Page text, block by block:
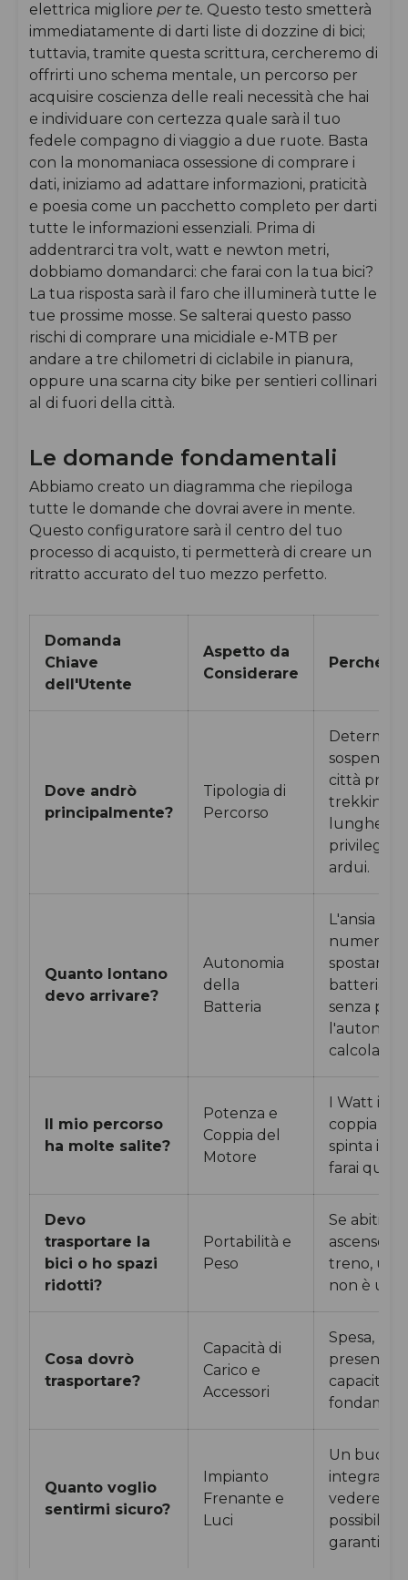
elettrica migliore per te. Questo testo smetterà
immediatamente di darti liste di dozzine di bici;
tuttavia, tramite questa scrittura, cercheremo di
offrirti uno schema mentale, un percorso per
acquisire coscienza delle reali necessità che hai
e individuare con certezza quale sarà il tuo
fedele compagno di viaggio a due ruote. Basta
con la monomaniaca ossessione di comprare i
dati, iniziamo ad adattare informazioni, praticità
e poesia come un pacchetto completo per darti
tutte le informazioni essenziali. Prima di
addentrarci tra volt, watt e newton metri,
dobbiamo domandarci: che farai con la tua bici?
La tua risposta sarà il faro che illuminerà tutte le
tue prossime mosse. Se salterai questo passo
rischi di comprare una micidiale e-MTB per
andare a tre chilometri di ciclabile in pianura,
oppure una scarna city bike per sentieri collinari
al di fuori della città.
Le domande fondamentali
Abbiamo creato un diagramma che riepiloga
tutte le domande che dovrai avere in mente.
Questo configuratore sarà il centro del tuo
processo di acquisto, ti permetterà di creare un
ritratto accurato del tuo mezzo perfetto.
Domanda
Chiave
dell'Utente
Aspetto da
Considerare
Perché è
Dove andrò
principalmente?
Tipologia di
Percorso
città
trekking
lunghe
ardui.
Quanto lontano
devo arrivare?
Autonomia
della
Batteria
L'ansia
numero
batteria
senza
calcolata
Il mio percorso
ha molte salite?
Potenza e
Coppia del
Motore
I Watt
coppia
spinta in
farai
Devo
trasportare la
bici o ho spazi
ridotti?
Portabilità e
Peso
Se abiti in
ascensore
treno, una
non è un
Cosa dovrò
trasportare?
Capacità di
Carico e
Accessori
Spesa,
presenza
capacità
Quanto voglio
sentirmi sicuro?
Impianto
Frenante e
Luci
Un buon
integrato
vedere ed